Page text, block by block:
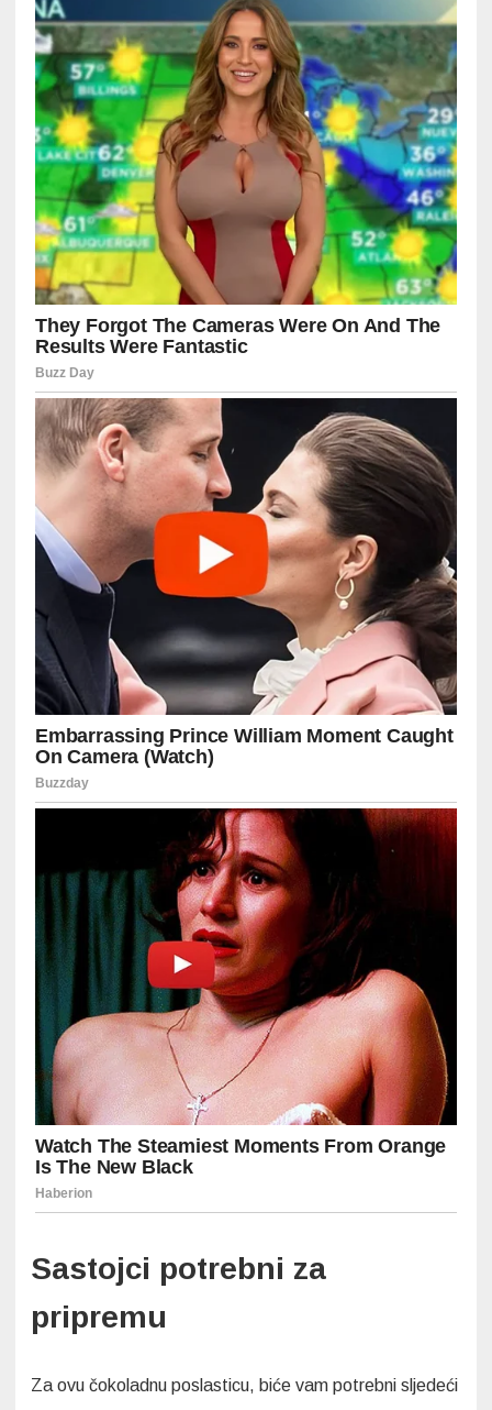
Sastojci potrebni za
pripremu
Za ovu čokoladnu poslasticu, biće vam potrebni sljedeći